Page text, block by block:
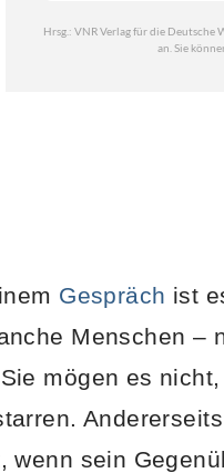
Gespräch ist
Menschen –
mögen es
wenn sein